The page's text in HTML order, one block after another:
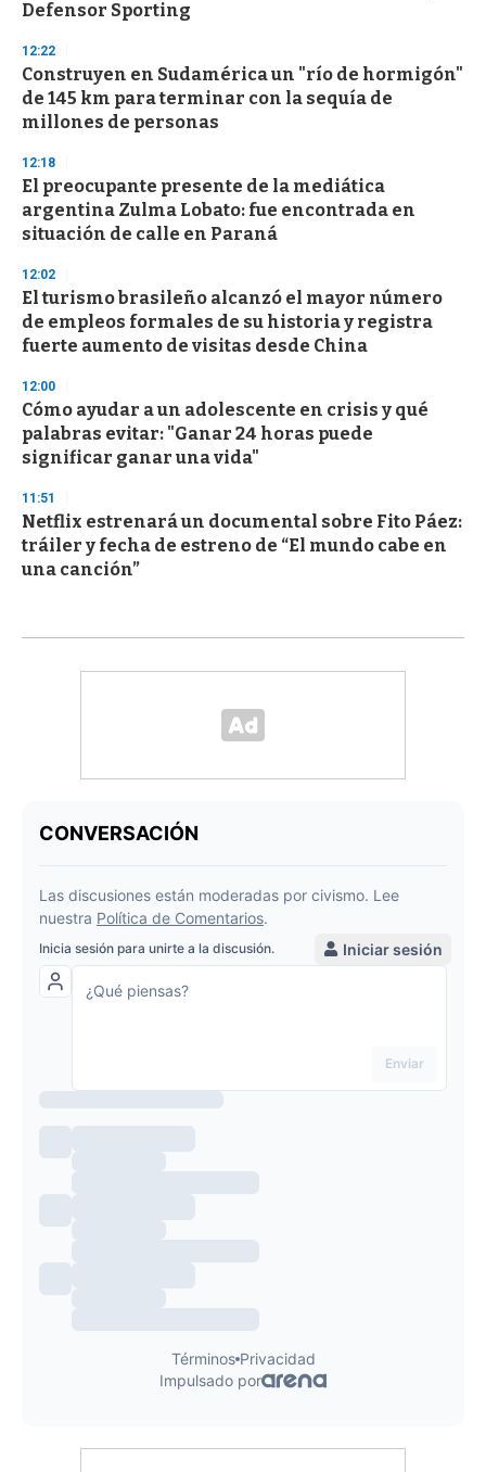
Defensor Sporting
12:22
Construyen en Sudamérica un "río de hormigón"
de 145 km para terminar con la sequía de
millones de personas
12:18
El preocupante presente de la mediática
argentina Zulma Lobato: fue encontrada en
situación de calle en Paraná
12:02
El turismo brasileño alcanzó el mayor número
de empleos formales de su historia y registra
fuerte aumento de visitas desde China
12:00
Cómo ayudar a un adolescente en crisis y qué
palabras evitar: "Ganar 24 horas puede
significar ganar una vida"
11:51
Netflix estrenará un documental sobre Fito Páez:
tráiler y fecha de estreno de “El mundo cabe en
una canción”